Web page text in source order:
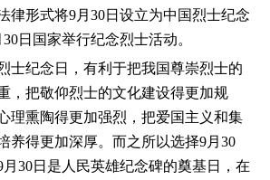
律形式将9月30日设立为中国烈士纪念
日国家举行纪念烈士活动。
士纪念日，有利于把我国尊崇烈士的
，把敬仰烈士的文化建设得更加规
理熏陶得更加强烈，把爱国主义和集
养得更加深厚。而之所以选择9月30
月30日是人民英雄纪念碑的奠基日，在